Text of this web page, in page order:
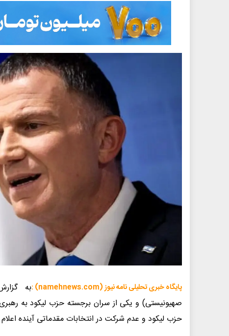
پایگاه خبری تحلیلی نامه نیوز (namehnews.com) :
به
صهیونیستی) و یکی از سران برجسته حزب لیکود به
حزب لیکود و عدم شرکت در انتخابات مقدماتی آینده